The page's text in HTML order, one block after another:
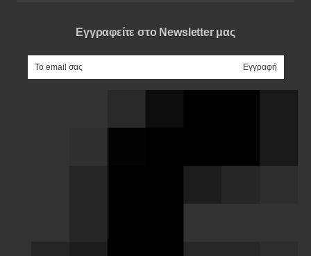
Εγγραφείτε στο Newsletter μας
e-mail